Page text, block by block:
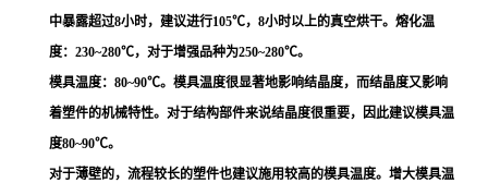
中暴露超过8小时，建议进行105℃，8小时以上的真空烘干。熔化温
度：230~280℃，对于增强品种为250~280℃。
模具温度：80~90℃。模具温度很显著地影响结晶度，而结晶度又影响
着塑件的机械特性。对于结构部件来说结晶度很重要，因此建议模具温
度80~90℃。
对于薄壁的，流程较长的塑件也建议施用较高的模具温度。增大模具温